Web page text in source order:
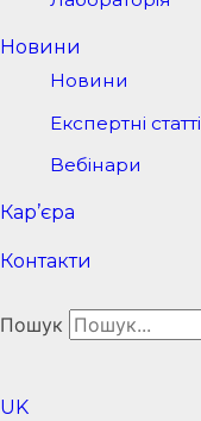
Новини
Новини
Експертні статті
Вебінари
Кар’єра
Контакти
Пошук
UK